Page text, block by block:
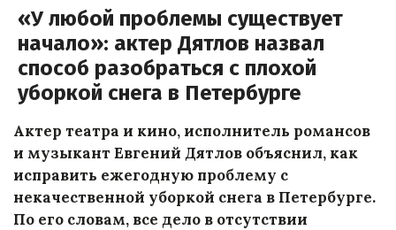
«У любой проблемы существует
начало»: актер Дятлов назвал
способ разобраться с плохой
уборкой снега в Петербурге
Актер театра и кино, исполнитель романсов
и музыкант Евгений Дятлов объяснил, как
исправить ежегодную проблему с
некачественной уборкой снега в Петербурге.
По его словам, все дело в отсутствии